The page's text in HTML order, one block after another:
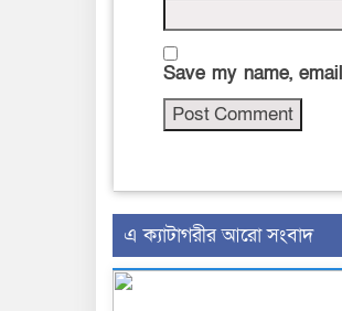
Save my name,
এ ক্যাটাগরীর আরো সংবাদ